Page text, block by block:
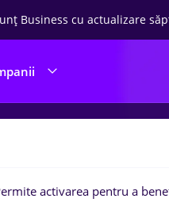
Business cu actualizare
ARMONI MOBILIER
activarea pentru a